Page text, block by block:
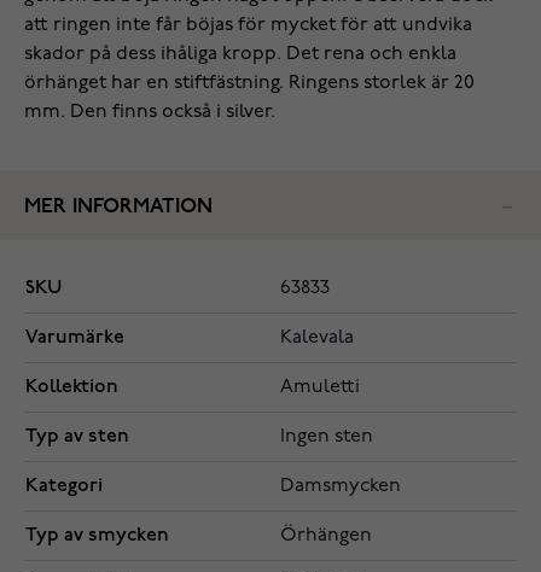
att ringen inte får böjas för mycket för att undvika
skador på dess ihåliga kropp. Det rena och enkla
örhänget har en stiftfästning. Ringens storlek är 20
mm. Den finns också i silver.
MER INFORMATION
SKU 63833
Varumärke Kalevala
Kollektion Amuletti
Typ av sten Ingen sten
Kategori Damsmycken
Typ av smycken Örhängen